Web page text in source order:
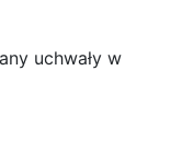
uchwały w